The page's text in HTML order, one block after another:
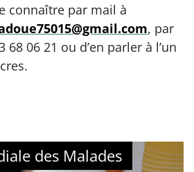
connaître par mail à
, par
06 21 ou d’en parler à l’un
des Malades